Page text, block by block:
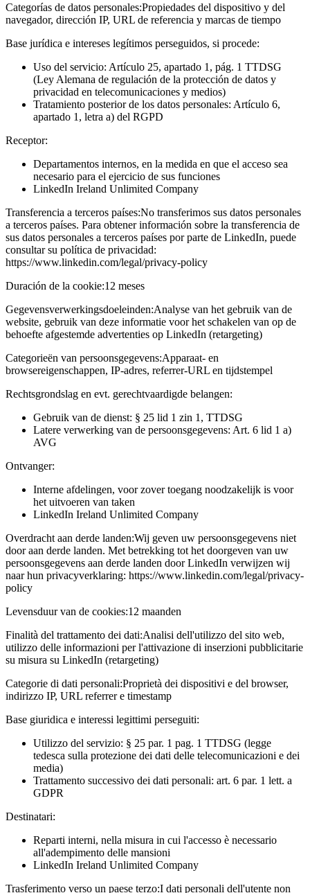
Categorías de datos personales:Propiedades del dispositivo y del
navegador, dirección IP, URL de referencia y marcas de tiempo
Base jurídica e intereses legítimos perseguidos, si procede:
Uso del servicio: Artículo 25, apartado 1, pág. 1 TTDSG
(Ley Alemana de regulación de la protección de datos y
privacidad en telecomunicaciones y medios)
Tratamiento posterior de los datos personales: Artículo 6,
apartado 1, letra a) del RGPD
Receptor:
Departamentos internos, en la medida en que el acceso sea
necesario para el ejercicio de sus funciones
LinkedIn Ireland Unlimited Company
Transferencia a terceros países:No transferimos sus datos personales
a terceros países. Para obtener información sobre la transferencia de
sus datos personales a terceros países por parte de LinkedIn, puede
consultar su política de privacidad:
https://www.linkedin.com/legal/privacy-policy
Duración de la cookie:12 meses
Gegevensverwerkingsdoeleinden:Analyse van het gebruik van de
website, gebruik van deze informatie voor het schakelen van op de
behoefte afgestemde advertenties op LinkedIn (retargeting)
Categorieën van persoonsgegevens:Apparaat- en
browsereigenschappen, IP-adres, referrer-URL en tijdstempel
Rechtsgrondslag en evt. gerechtvaardigde belangen:
Gebruik van de dienst: § 25 lid 1 zin 1, TTDSG
Latere verwerking van de persoonsgegevens: Art. 6 lid 1 a)
AVG
Ontvanger:
Interne afdelingen, voor zover toegang noodzakelijk is voor
het uitvoeren van taken
LinkedIn Ireland Unlimited Company
Overdracht aan derde landen:Wij geven uw persoonsgegevens niet
door aan derde landen. Met betrekking tot het doorgeven van uw
persoonsgegevens aan derde landen door LinkedIn verwijzen wij
naar hun privacyverklaring: https://www.linkedin.com/legal/privacy-
policy
Levensduur van de cookies:12 maanden
Finalità del trattamento dei dati:Analisi dell'utilizzo del sito web,
utilizzo delle informazioni per l'attivazione di inserzioni pubblicitarie
su misura su LinkedIn (retargeting)
Categorie di dati personali:Proprietà dei dispositivi e del browser,
indirizzo IP, URL referrer e timestamp
Base giuridica e interessi legittimi perseguiti:
Utilizzo del servizio: § 25 par. 1 pag. 1 TTDSG (legge
tedesca sulla protezione dei dati delle telecomunicazioni e dei
media)
Trattamento successivo dei dati personali: art. 6 par. 1 lett. a
GDPR
Destinatari:
Reparti interni, nella misura in cui l'accesso è necessario
all'adempimento delle mansioni
LinkedIn Ireland Unlimited Company
Trasferimento verso un paese terzo:I dati personali dell'utente non